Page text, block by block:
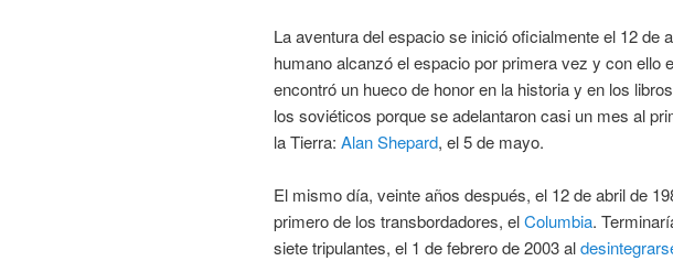
La aventura del espacio se inició oficialmente el 12 de
humano alcanzó el espacio por primera vez y con ello
encontró un hueco de honor en la historia y en los
los soviéticos porque se adelantaron casi un mes al
la Tierra: Alan Shepard, el 5 de mayo.
El mismo día, veinte años después, el 12 de abril de
primero de los transbordadores, elColumbia.
siete tripulantes, el 1 de febrero de 2003 al